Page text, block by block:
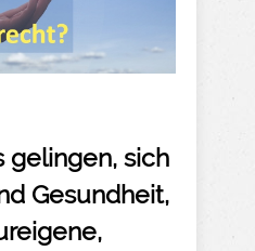
gelingen, sich
Gesundheit,